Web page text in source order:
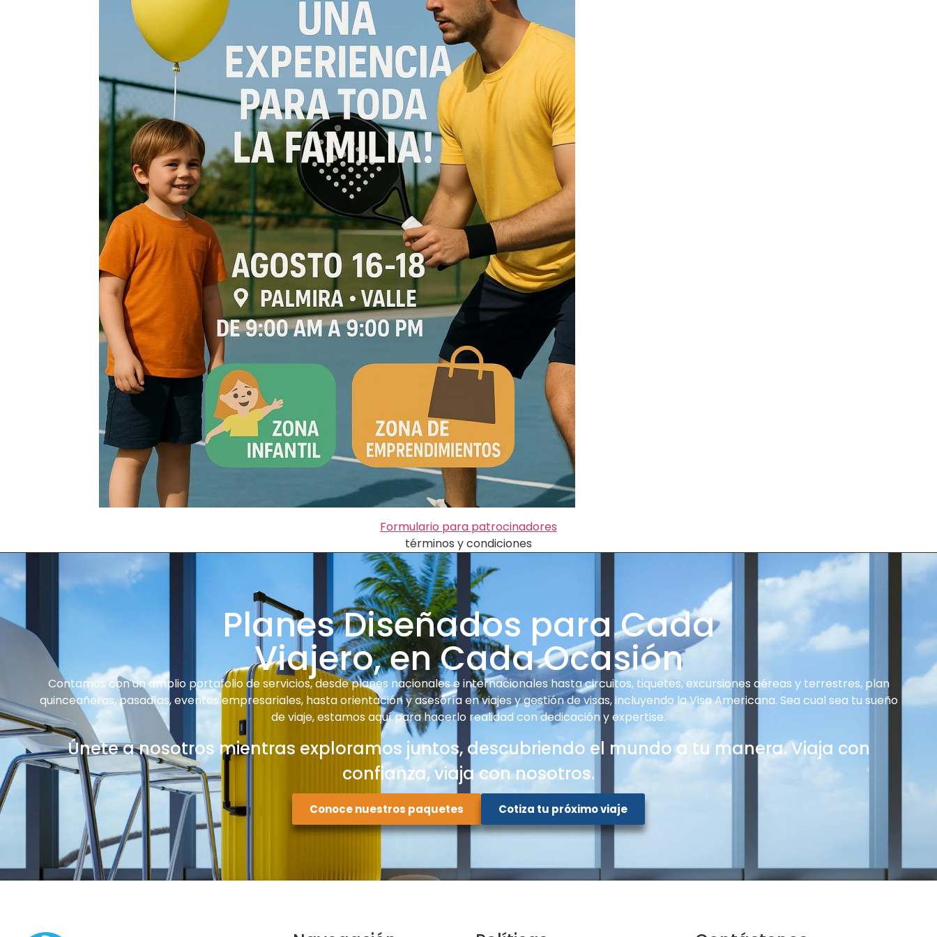
Formulario para patrocinadores
términos y condiciones
Planes Diseñados para Cada
Viajero, en Cada Ocasión
Contamos con un amplio portafolio de servicios, desde planes nacionales e internacionales hasta circuitos, tiquetes, excursiones aéreas y terrestres, plan
quinceañeras, pasadías, eventos empresariales, hasta orientación y asesoría en viajes y gestión de visas, incluyendo la Visa Americana. Sea cual sea tu sueño
de viaje, estamos aquí para hacerlo realidad con dedicación y expertise.
Únete a nosotros mientras exploramos juntos, descubriendo el mundo a tu manera. Viaja con
confianza, viaja con nosotros.
Conoce nuestros paquetes Cotiza tu próximo viaje